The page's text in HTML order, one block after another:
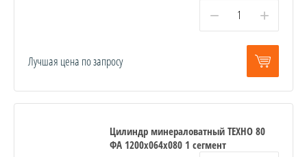
− +
Лучшая цена по запросу
Цилиндр минераловатный ТЕХНО 80
ФА 1200x064x080 1 сегмент